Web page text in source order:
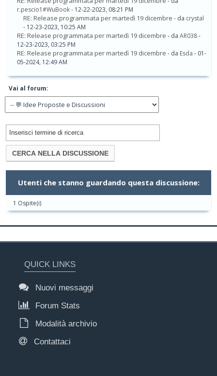
r.pescio1#WuBook- 12-22-2023, 08:21 PM
RE: Release programmata per martedì 19 dicembre - da crystal
- 12-23-2023, 10:25 AM
RE: Release programmata per martedì 19 dicembre - da AR038-
12-23-2023, 03:25 PM
RE: Release programmata per martedì 19 dicembre - da Esda - 01-
05-2024, 12:49 AM
Vai al forum:
Utenti che stanno guardando questa discussione:
1 Ospite(i)
QUICK LINKS
Nuovi messaggi
Forum Stats
Modalità archivio
Contattaci